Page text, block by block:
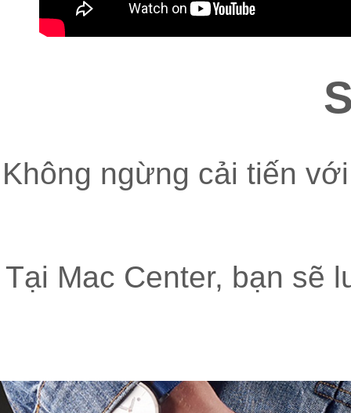
Không ngừng cải tiến
Tại Mac Center, bạn sẽ